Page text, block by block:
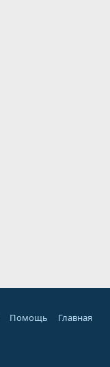
Помощь Главная